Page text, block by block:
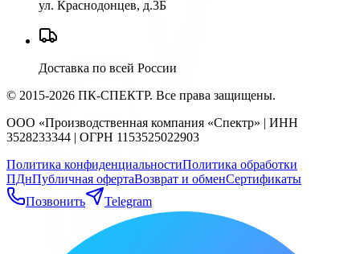
ул. Краснодонцев, д.3Б
Доставка по всей России
© 2015-2026 ПК-СПЕКТР. Все права защищены.
ООО «Производственная компания «Спектр» | ИНН
3528233344 | ОГРН 1153525022903
Политика конфиденциальностиПолитика обработки
ПДнПубличная офертаВозврат и обменСертификаты
Позвонить
Telegram